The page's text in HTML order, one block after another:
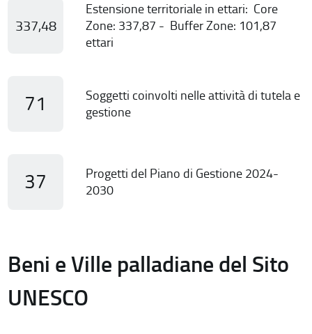
337,48
Estensione territoriale in ettari: Core
Zone: 337,87 - Buffer Zone: 101,87
ettari
71
Soggetti coinvolti nelle attività di tutela e
gestione
37
Progetti del Piano di Gestione 2024-
2030
Beni e Ville palladiane del Sito
UNESCO